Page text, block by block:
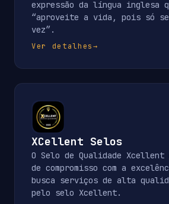
expressão da língua inglesa
“aproveite a vida, pois só se
vez”.
Ver detalhes→
XCellent Selos
O Selo de Qualidade Xcellent
de compromisso com a
busca serviços de alta
pelo selo Xcellent.